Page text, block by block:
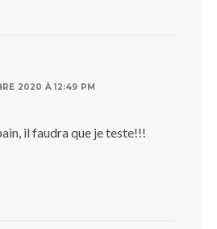
2020 À 12:49 PM
il faudra que je teste!!!